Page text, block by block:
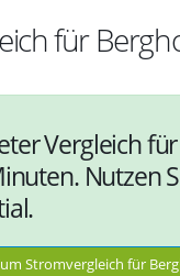
für
Vergleich
Nutzen
Stromvergleich für